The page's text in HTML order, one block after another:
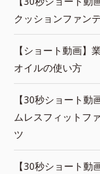
クッションファン
【ショート動画】
オイルの使い方
【30秒ショート動
ムレスフィットフ
ツ
【30秒ショート